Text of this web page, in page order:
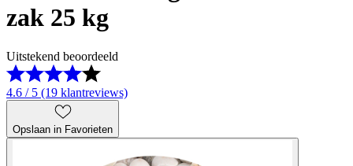
zak 25 kg
Uitstekend beoordeeld
4.6 / 5 (19 klantreviews)
Opslaan in Favorieten